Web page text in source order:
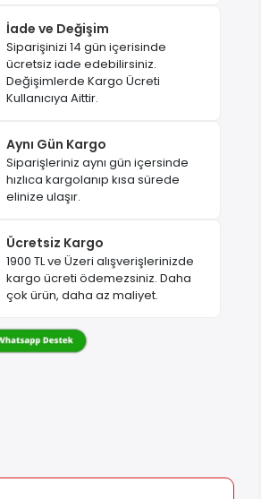
İade ve Değişim
Siparişinizi 14 gün içerisinde
ücretsiz iade edebilirsiniz.
Değişimlerde Kargo Ücreti
Kullanıcıya Aittir.
Aynı Gün Kargo
Siparişleriniz aynı gün içersinde
hızlıca kargolanıp kısa sürede
elinize ulaşır.
Ücretsiz Kargo
1900 TL ve Üzeri alışverişlerinizde
kargo ücreti ödemezsiniz. Daha
çok ürün, daha az maliyet.